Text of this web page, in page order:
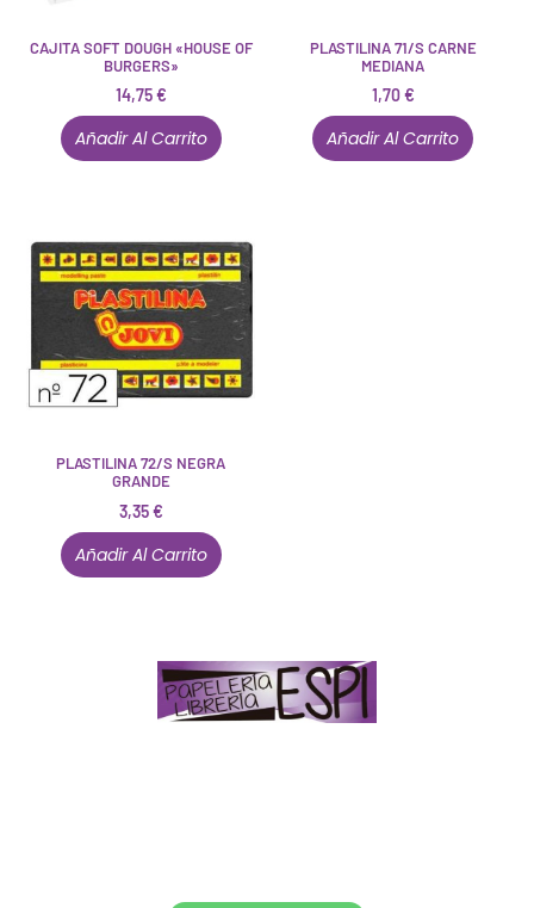
CAJITA SOFT DOUGH «HOUSE OF
BURGERS»
14,75€
Añadir Al Carrito
PLASTILINA 71/S CARNE
MEDIANA
1,70€
Añadir Al Carrito
PLASTILINA 72/S NEGRA
GRANDE
3,35€
Añadir Al Carrito